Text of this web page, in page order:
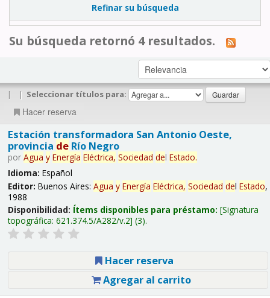
Refinar su búsqueda
Su búsqueda retornó 4 resultados.
| | Seleccionar títulos para:
Hacer reserva
Estación transformadora San Antonio Oeste,
provincia deRío Negro
por Agua y Energía Eléctrica, Sociedad del Estado.
Idioma: Español
Editor: Buenos Aires: Agua y Energía Eléctrica, Sociedad del Estado,
1988
Disponibilidad: Ítems disponibles para préstamo: Signatura
topográfica: 621.374.5/A282/v.2 (3).
Hacer reserva
Agregar al carrito